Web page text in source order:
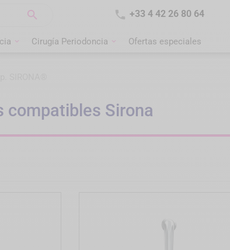
  +33 4 42 26 80 64
Cirugía Periodoncia Ofertas especiales
compatibles Sirona